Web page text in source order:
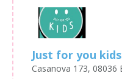
Just for you kids
Casanova 173, 08036